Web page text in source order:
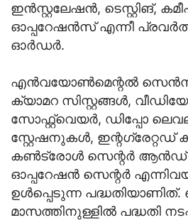
ഇന്‍സ്റ്റലേഷന്‍, ടെസ്റ്റിങ്,
ഓപ്പറേഷന്‍സ് എന്നീ
ഓര്‍ഡര്‍.
എന്‍വയോണ്‍മെന്റല്‍
ക്യാമറ സിസ്റ്റങ്ങള്‍,
സോഫ്റ്റ്വെയര്‍, ഡിപ്പോ
സ്റ്റേഷനുകള്‍, ഇന്റഗ്രേറ്റഡ്
കണ്‍ട്രോള്‍ സെന്റര്‍ ആന്‍ഡ്
ഓപ്പറേഷന്‍ സെന്റര്‍
ഉള്‍പ്പെടുന്ന പദ്ധതിയാണിത്.
മാസത്തിനുള്ളില്‍ പദ്ധതി